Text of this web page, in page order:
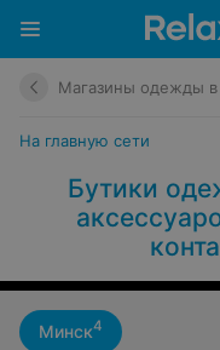
Магазины одежды
На главную сети
Бутики
Минск4